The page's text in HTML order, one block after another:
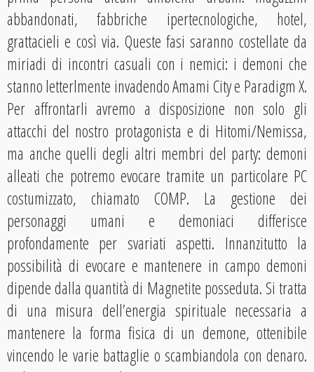
abbandonati, fabbriche ipertecnologiche, hotel,
grattacieli e così via. Queste fasi saranno costellate da
miriadi di incontri casuali con i nemici: i demoni che
stanno letterlmente invadendo Amami City e Paradigm X.
Per affrontarli avremo a disposizione non solo gli
attacchi del nostro protagonista e di Hitomi/Nemissa,
ma anche quelli degli altri membri del party: demoni
alleati che potremo evocare tramite un particolare PC
costumizzato, chiamato COMP. La gestione dei
personaggi umani e demoniaci differisce
profondamente per svariati aspetti. Innanzitutto la
possibilità di evocare e mantenere in campo demoni
dipende dalla quantità di Magnetite posseduta. Si tratta
di una misura dell’energia spirituale necessaria a
mantenere la forma fisica di un demone, ottenibile
vincendo le varie battaglie o scambiandola con denaro.